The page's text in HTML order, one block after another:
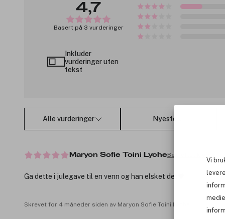
Vi
4,7
Basert på 3 vurderinger
Inkluder
vurderinger uten
tekst
Alle vurderinger Nyeste
Maryon Sofie Toini LycheBekreftet kjøper
Ga dette i julegave til en venn og han elsket det🖤
Skrevet for 4 måneder siden av Maryon Sofie Toini Lyche